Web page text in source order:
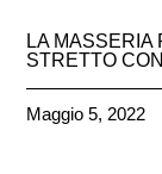
LA MASSERIA
STRETTO
Maggio 5, 2022